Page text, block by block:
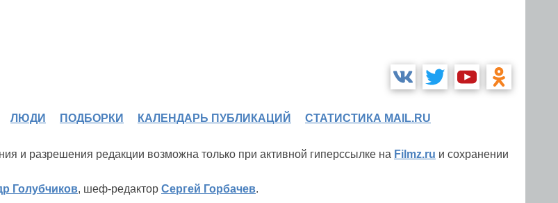
ЛЮДИ ПОДБОРКИ КАЛЕНДАРЬ ПУБЛИКАЦИЙ СТАТИСТИКА MAIL.RU
и разрешения редакции возможна только при активной гиперссылке на Filmz.ru и сохранении
Голубчиков, шеф-редактор Сергей Горбачев.